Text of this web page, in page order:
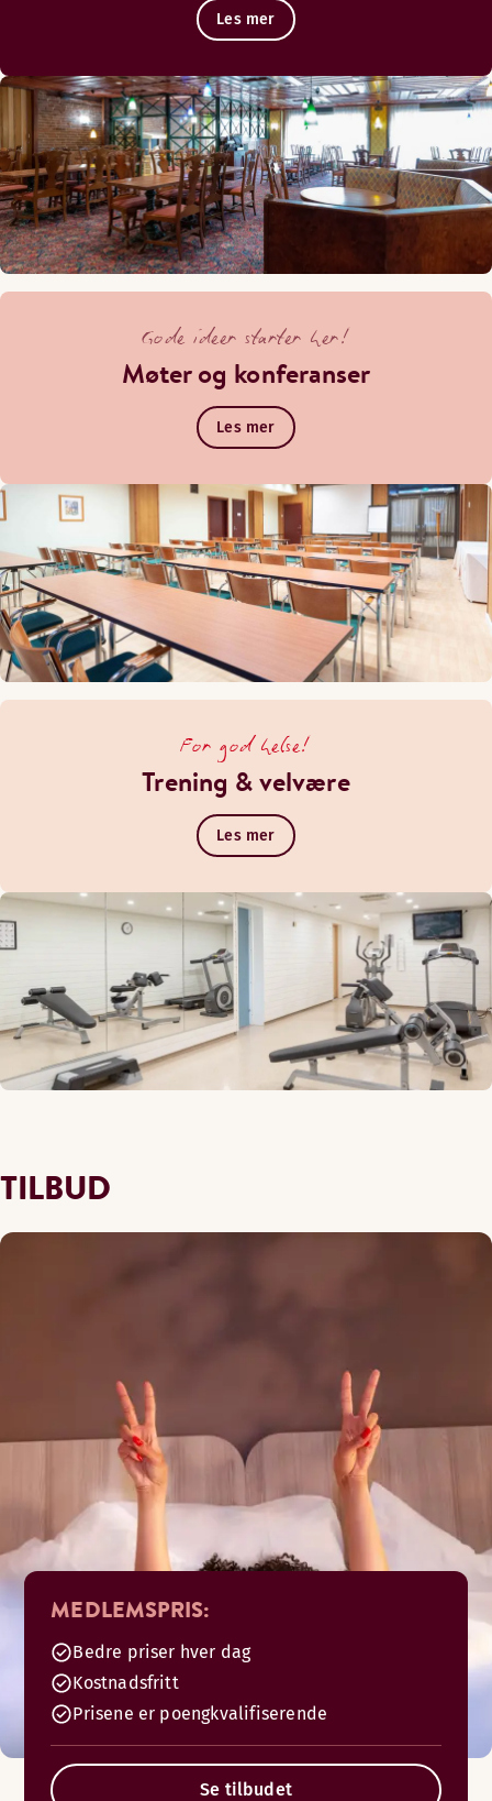
Les mer
Gode ideer starter her!
Møter og konferanser
Les mer
For god helse!
Trening & velvære
Les mer
TILBUD
MEDLEMSPRIS:
Bedre priser hver dag
Kostnadsfritt
Prisene er poengkvalifiserende
Se tilbudet